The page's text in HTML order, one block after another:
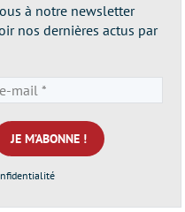
à notre newsletter
nos dernières actus par
e-
mail
*